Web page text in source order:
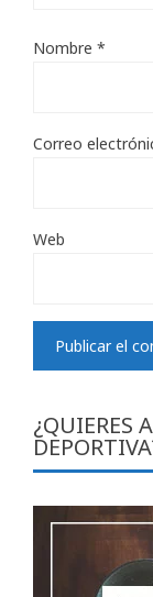
Nombre *
Correo
Web
¿QUIERES